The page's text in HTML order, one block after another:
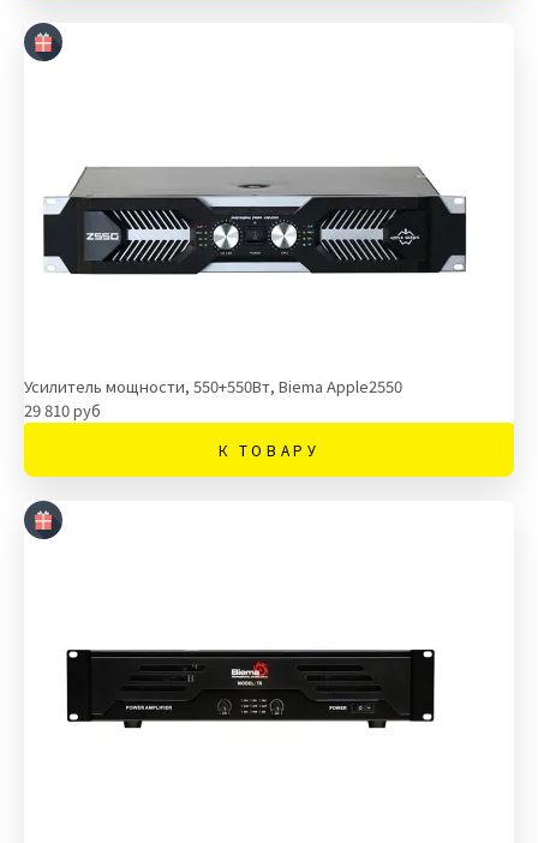
Усилитель мощности, 550+550Вт, Biema Apple2550
29 810 руб
К ТОВАРУ